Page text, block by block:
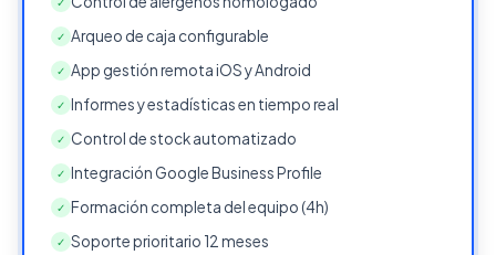
✓ Arqueo de caja configurable
✓ App gestión remota iOS y Android
✓ Informes y estadísticas en tiempo real
✓ Control de stock automatizado
✓ Integración Google Business Profile
✓ Formación completa del equipo (4h)
✓ Soporte prioritario 12 meses